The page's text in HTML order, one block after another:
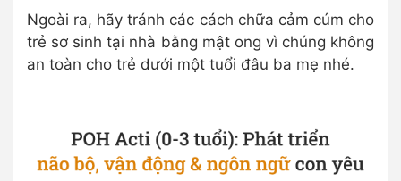
Ngoài ra, hãy tránh các cách chữa cảm cúm cho
trẻ sơ sinh tại nhà bằng mật ong vì chúng không
an toàn cho trẻ dưới một tuổi đâu ba mẹ nhé.